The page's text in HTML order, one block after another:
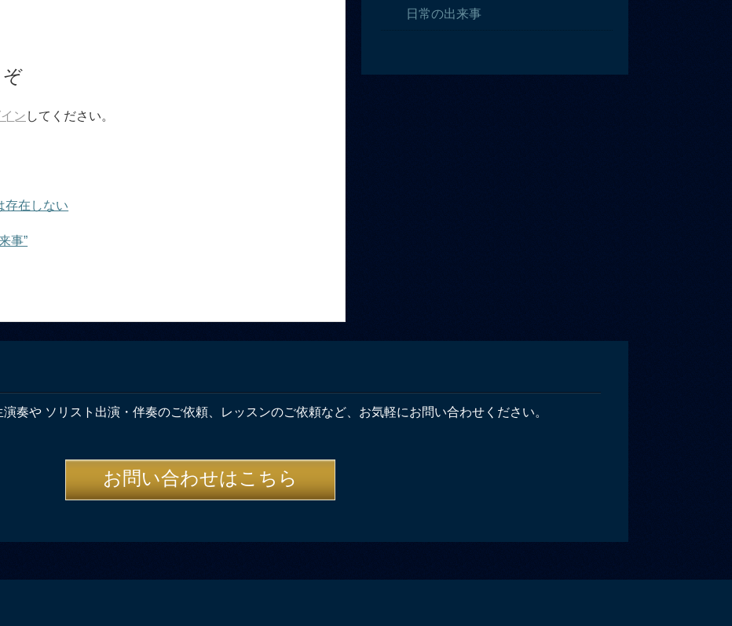
ン してください。
存在しない
事”
日常の出来事
奏や ソリスト出演・伴奏のご依頼、レッスンのご依頼など、お気軽にお問い合わせください。
お問い合わせはこちら